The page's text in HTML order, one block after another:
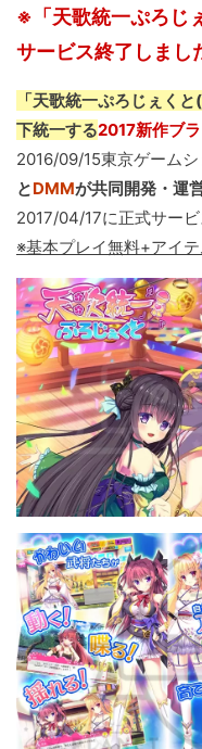
※「天歌統一ぷろ
サービス終了しまし
「天歌統一ぷろじぇく
下統一する2017新作ブ
2016/09/15東京ゲームシ
とDMMが共同開発・運
2017/04/17に正式サービ
※基本プレイ無料+アイテ